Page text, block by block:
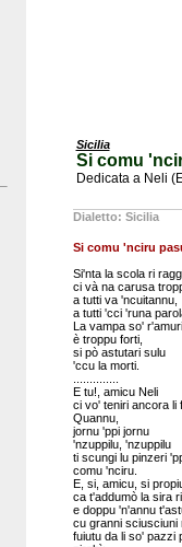
Sicilia
Si comu
Dedicata a Neli
Dialetto: Sicilia
Si comu 'nciru
Si'nta la scola ri
ci và na carusa
a tutti va 'ncuitannu,
a tutti 'cci 'runa
La vampa so' r'amuri
è troppu forti,
si pò astutari sulu
'ccu la morti.
E tu!, amicu Neli
ci vo' teniri ancora li
Quannu,
jornu 'ppi jornu
'nzuppilu, 'nzuppilu
ti scungi lu pinzeri
comu 'nciru.
E, si, amicu, si
ca t'addumò la sira
e doppu 'n'annu
cu granni sciusciuni
fuiutu da li so' pazzi